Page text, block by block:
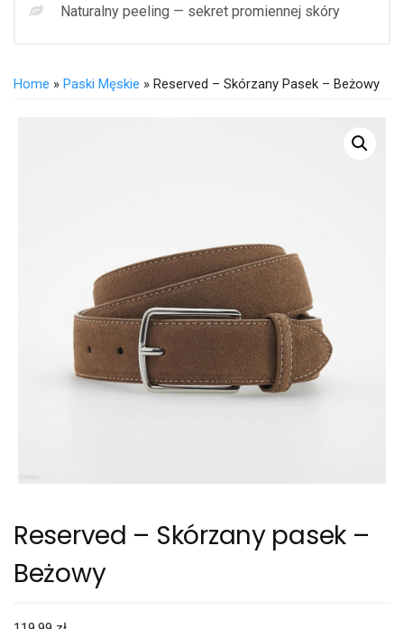
Naturalny peeling — sekret promiennej skóry
Home » Paski Męskie » Reserved – Skórzany Pasek – Beżowy
Reserved – Skórzany pasek –
Beżowy